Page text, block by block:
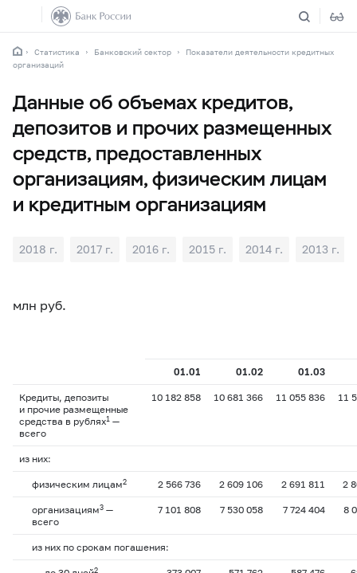
Статистика Банковский сектор
Показатели деятельности кредитных
организаций
Данные об объемах кредитов,
депозитов и прочих размещенных
средств, предоставленных
организациям, физическим лицам
и кредитным организациям
2018 г. 2017 г. 2016 г. 2015 г. 2014 г. 2013 г.
млн руб.
01.01 01.02 01.03
Кредиты, депозиты
и прочие размещенные
средства в рублях1 —
всего
10 182 858 10 681 366 11 055 836 11
из них:
физическим лицам2 2 566 736 2 609 106 2 691 811 2
организациям3 —
всего
7 101 808 7 530 058 7 724 404 8
из них по срокам погашения:
2